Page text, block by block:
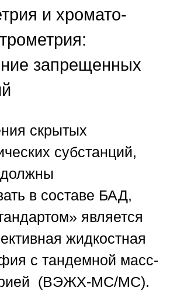
и хромато-
запрещенных
скрытых
субстанций,
в составе БАД,
является
жидкостная
с тандемной масс-
(ВЭЖХ-МС/МС).